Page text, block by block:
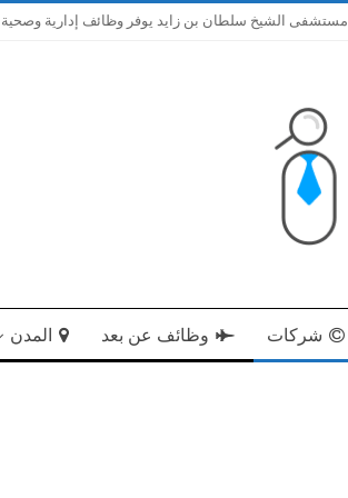
مستشفى الشيخ سلطان بن زايد يوفر وظائف إدارية وصحية وخدمة
شركات وظائف عن بعد المدن